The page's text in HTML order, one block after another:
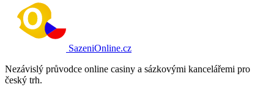
SazeniOnline.cz
Nezávislý průvodce online casiny a sázkovými kancelářemi pro
český trh.